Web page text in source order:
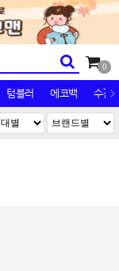
0
텀블러 에코백 수건/